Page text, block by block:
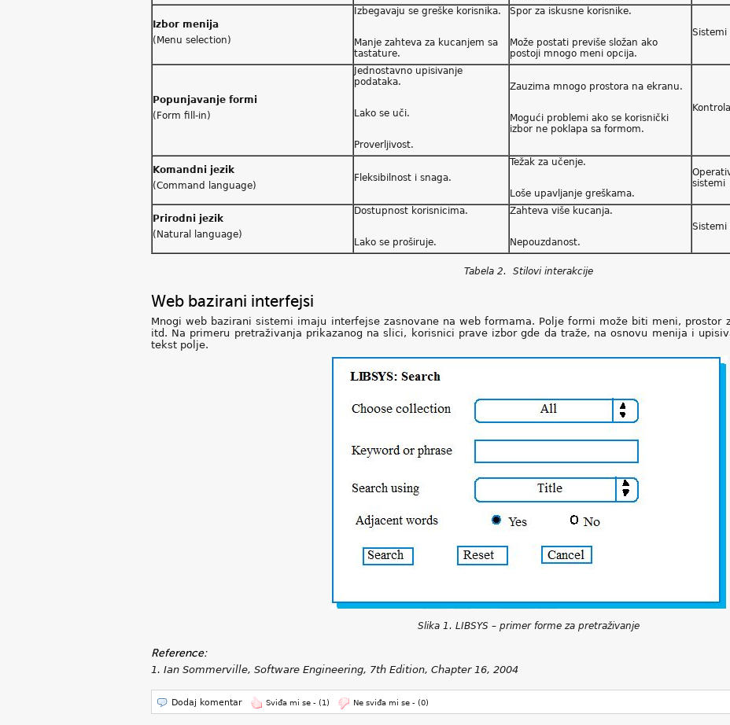
Izbor menija
(Menu selection)
Izbegavaju se greške korisnika.
Manje zahteva za kucanjem sa
tastature.
Spor za iskusne korisnike.
Može postati previše složan ako
postoji mnogo meni opcija.
Sistemi
Popunjavanje formi
(Form fill-in)
Jednostavno upisivanje
podataka.
Lako se uči.
Proverljivost.
Zauzima mnogo prostora na ekranu.
Mogući problemi ako se korisnički
izbor ne poklapa sa formom.
Komandni jezik
(Command language)
Fleksibilnost i snaga.
Težak za učenje.
Loše upavljanje greškama.
sistemi
Prirodni jezik
(Natural language)
Dostupnost korisnicima.
Lako se proširuje.
Zahteva više kucanja.
Nepouzdanost.
Sistemi
Tabela 2. Stilovi interakcije
Web bazirani interfejsi
Mnogi web bazirani sistemi imaju interfejse zasnovane na web formama. Polje formi može biti meni, prostor
itd. Na primeru pretraživanja prikazanog na slici, korisnici prave izbor gde da traže, na osnovu menija i
tekst polje.
Slika 1. LIBSYS – primer forme za pretraživanje
Reference:
1. Ian Sommerville, Software Engineering, 7th Edition, Chapter 16, 2004
Dodaj komentar Sviđa mi se - (1) Ne sviđa mi se - (0)